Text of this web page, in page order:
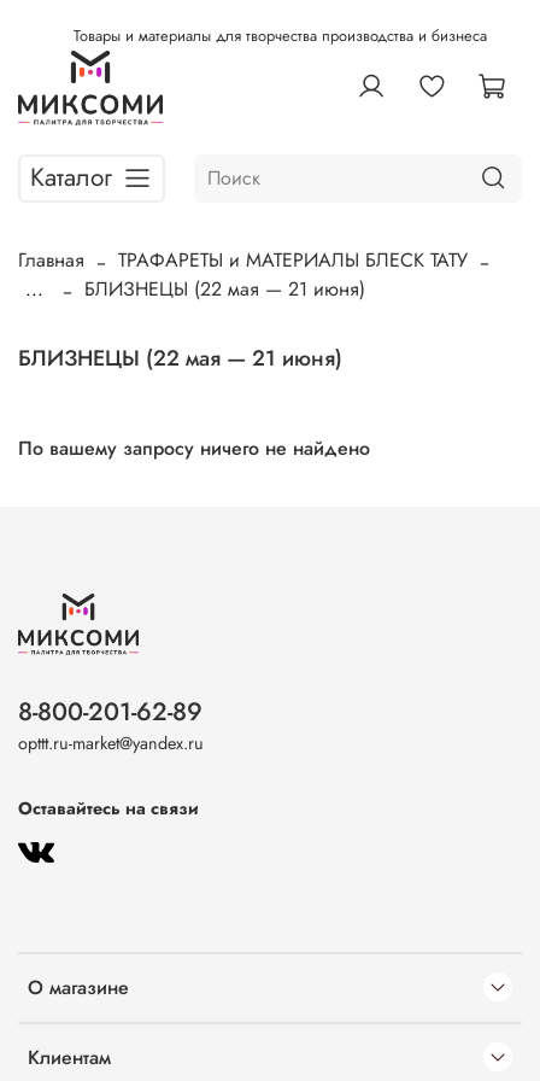
Товары и материалы для творчества производства и бизнеса
Каталог
Главная
ТРАФАРЕТЫ и МАТЕРИАЛЫ БЛЕСК ТАТУ
...
БЛИЗНЕЦЫ (22 мая — 21 июня)
БЛИЗНЕЦЫ (22 мая — 21 июня)
По вашему запросу ничего не найдено
О магазине
Клиентам
8-800-201-62-89
opttt.ru-market@yandex.ru
Оставайтесь на связи